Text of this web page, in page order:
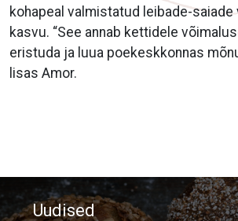
kohapeal valmistatud leibade-
kasvu. “See annab kettidele
eristuda ja luua poekeskkonnas
lisas Amor.
Uudised